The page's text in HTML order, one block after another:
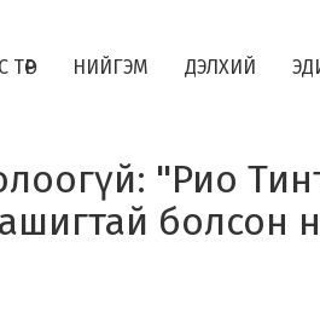
ТӨР НИЙГЭМ ДЭЛХИЙ
"Рио
болсон